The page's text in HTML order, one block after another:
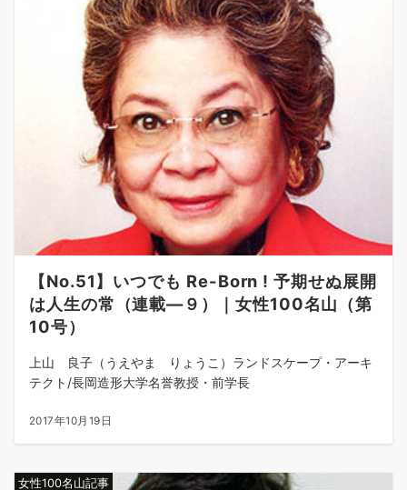
【No.51】いつでも Re-Born ! 予期せぬ展開
は人生の常（連載—９）｜女性100名山（第
10号）
上山 良子（うえやま りょうこ）ランドスケープ・アーキ
テクト/長岡造形大学名誉教授・前学長
2017年10月19日
女性100名山記事